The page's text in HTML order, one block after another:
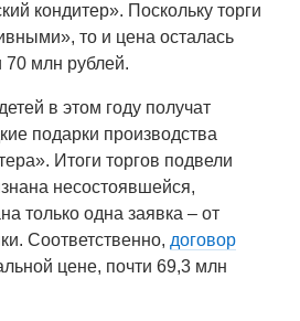
кондитер». Поскольку торги
то и цена осталась
70 млн рублей.
в этом году получат
подарки производства
Итоги торгов подвели
несостоявшейся,
только одна заявка – от
Соответственно, договор
цене, почти 69,3 млн